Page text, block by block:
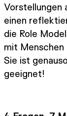
Vorstellungen
einen
die Role
mit Menschen
Sie ist
geeignet!